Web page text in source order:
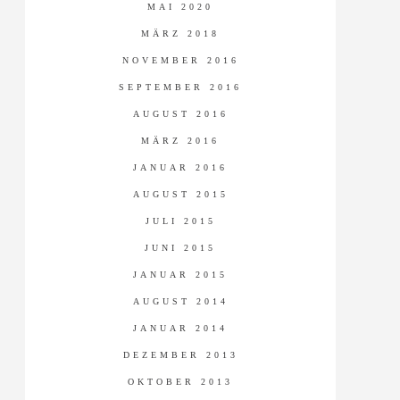
MAI 2020
MÄRZ 2018
NOVEMBER 2016
SEPTEMBER 2016
AUGUST 2016
MÄRZ 2016
JANUAR 2016
AUGUST 2015
JULI 2015
JUNI 2015
JANUAR 2015
AUGUST 2014
JANUAR 2014
DEZEMBER 2013
OKTOBER 2013